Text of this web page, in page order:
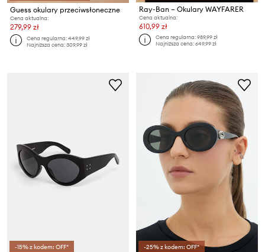
Guess okulary przeciwsłoneczne
Cena aktualna:
279,99 zł
Cena regularna:449,99 zł
Najniższa cena:309,99 zł
Ray-Ban – Okulary WAYFARER
Cena aktualna:
610,99 zł
Cena regularna:989,99 zł
Najniższa cena:649,99 zł
-15% z kodem: OFF* -25% z kodem: OFF*